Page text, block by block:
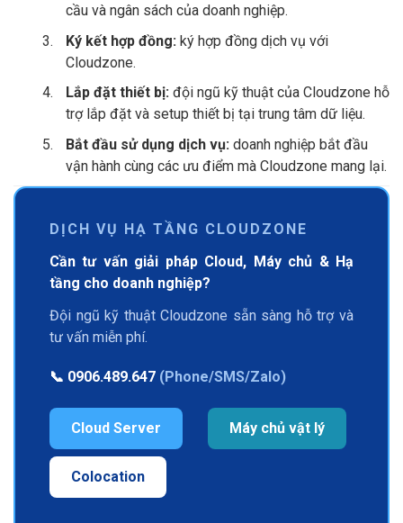
cầu và ngân sách của doanh nghiệp.
Ký kết hợp đồng: ký hợp đồng dịch vụ với
Cloudzone.
Lắp đặt thiết bị: đội ngũ kỹ thuật của Cloudzone hỗ
trợ lắp đặt và setup thiết bị tại trung tâm dữ liệu.
Bắt đầu sử dụng dịch vụ: doanh nghiệp bắt đầu
vận hành cùng các ưu điểm mà Cloudzone mang lại.
DỊCH VỤ HẠ TẦNG CLOUDZONE
Cần tư vấn giải pháp Cloud, Máy chủ & Hạ
tầng cho doanh nghiệp?
Đội ngũ kỹ thuật Cloudzone sẵn sàng hỗ trợ và
tư vấn miễn phí.
📞 0906.489.647 (Phone/SMS/Zalo)
Cloud Server Máy chủ vật lý
Colocation